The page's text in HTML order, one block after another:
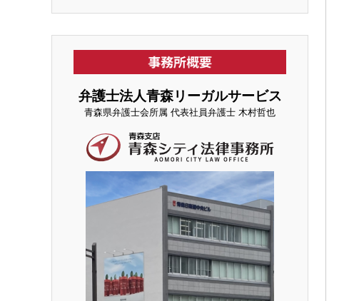
弁護士法人青森リーガルサービス
青森県弁護士会所属 代表社員弁護士 木村哲也